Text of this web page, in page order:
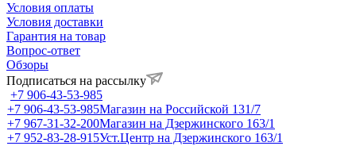
Условия оплаты
Условия доставки
Гарантия на товар
Вопрос-ответ
Обзоры
Подписаться на рассылку
+7 906-43-53-985
+7 906-43-53-985Магазин на Российской 131/7
+7 967-31-32-200Магазин на Дзержинского 163/1
+7 952-83-28-915Уст.Центр на Дзержинского 163/1